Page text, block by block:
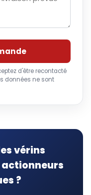
d'être recontacté
données ne sont
vérins
?